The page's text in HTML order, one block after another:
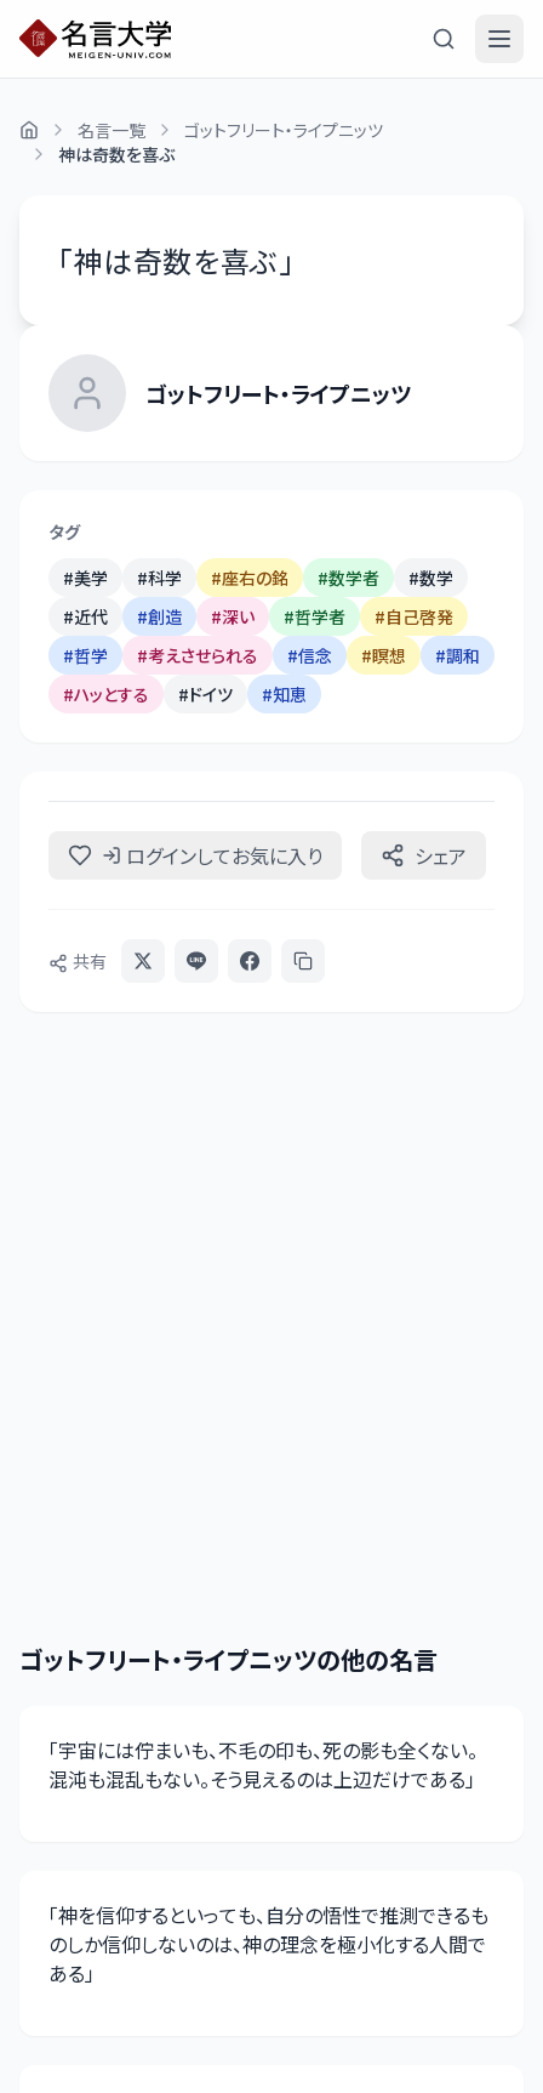
名言一覧
ゴットフリート・ライプニッツ
神は奇数を喜ぶ
「神は奇数を喜ぶ 」
ゴットフリート・ライプニッツ
タグ
#美学 #科学 #座右の銘 #数学者 #数学
#近代 #創造 #深い #哲学者 #自己啓発
#哲学 #考えさせられる #信念 #瞑想 #調和
#ハッとする #ドイツ #知恵
ログインしてお気に入り シェア
共有
ゴットフリート・ライプニッツの他の名言
「宇宙には佇まいも、不毛の印も、死の影も全くない。
混沌も混乱もない。そう見えるのは上辺だけである」
「神を信仰するといっても、自分の悟性で推測できるも
のしか信仰しないのは、神の理念を極小化する人間で
ある」